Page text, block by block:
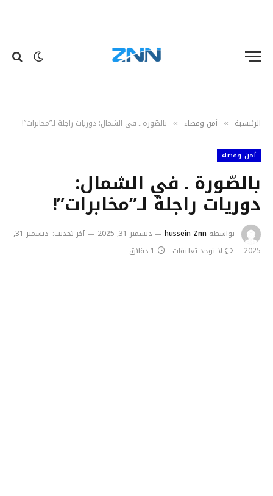
الرئيسية » أمن وقضاء » بالصّورة ـ في الشمال: دوريات راجلة لـ”مخابرات”!
أمن وقضاء
بالصّورة ـ في الشمال:
دوريات راجلة لـ”مخابرات”!
بواسطة hussein Znn ديسمبر 31, 2025 آخر تحديث:
ديسمبر 31,
2025
لا توجد تعليقات 1 دقائق